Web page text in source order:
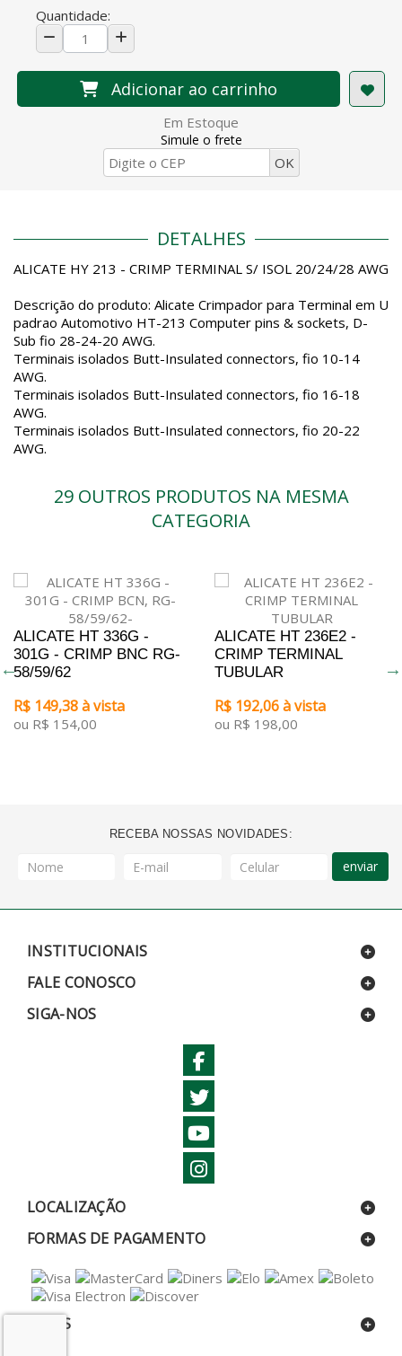
Quantidade:
Adicionar ao carrinho
Em Estoque
Simule o frete
DETALHES
ALICATE HY 213 - CRIMP TERMINAL S/ ISOL 20/24/28 AWG
Descrição do produto: Alicate Crimpador para Terminal em U
padrao Automotivo HT-213 Computer pins & sockets, D-
Sub fio 28-24-20 AWG.
Terminais isolados Butt-Insulated connectors, fio 10-14
AWG.
Terminais isolados Butt-Insulated connectors, fio 16-18
AWG.
Terminais isolados Butt-Insulated connectors, fio 20-22
AWG.
29 OUTROS PRODUTOS NA MESMA
CATEGORIA
ALICATE HT 336G -
301G - CRIMP BNC RG-
58/59/62
R$ 149,38 à vista
ou R$ 154,00
ALICATE HT 236E2 -
CRIMP TERMINAL
TUBULAR
R$ 192,06 à vista
ou R$ 198,00
RECEBA NOSSAS NOVIDADES:
enviar
INSTITUCIONAIS
FALE CONOSCO
SIGA-NOS
LOCALIZAÇÃO
FORMAS DE PAGAMENTO
SELOS